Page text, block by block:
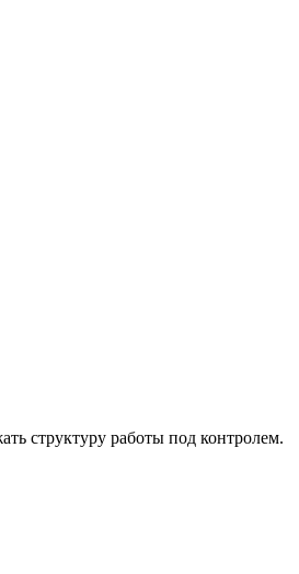
структуру работы под контролем.